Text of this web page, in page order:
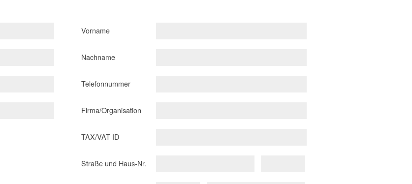
Vorname
Nachname
Telefonnummer
Firma/Organisation
TAX/VAT ID
Straße und Haus-Nr.